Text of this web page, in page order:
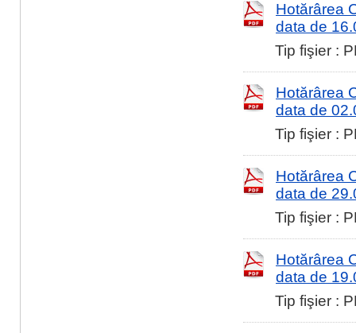
Hotărârea
data de
Tip fişier :
Hotărârea
data de
Tip fişier :
Hotărârea
data de
Tip fişier :
Hotărârea
data de
Tip fişier :